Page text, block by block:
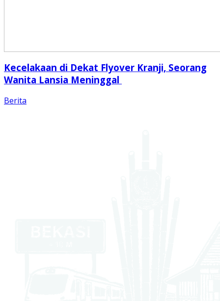
Kecelakaan di Dekat Flyover Kranji, Seorang
Wanita Lansia Meninggal
Berita